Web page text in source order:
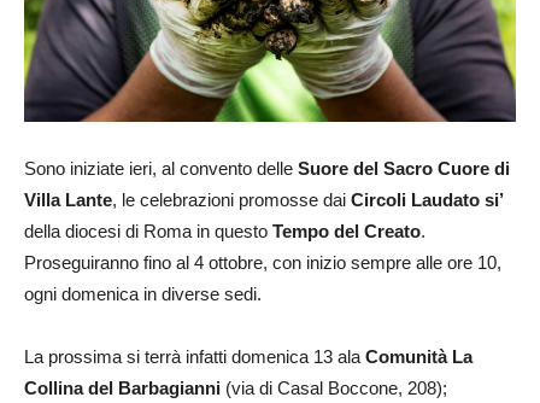
Sono iniziate ieri, al convento delle Suore del Sacro Cuore di
Villa Lante, le celebrazioni promosse dai Circoli Laudato si’
della diocesi di Roma in questo Tempo del Creato.
Proseguiranno fino al 4 ottobre, con inizio sempre alle ore 10,
ogni domenica in diverse sedi.
La prossima si terrà infatti domenica 13 ala Comunità La
Collina del Barbagianni (via di Casal Boccone, 208);